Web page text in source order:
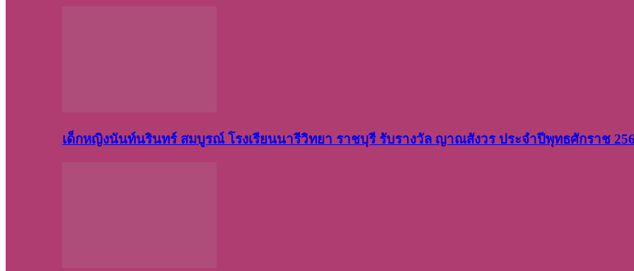
เด็กหญิงนันท์นรินทร์ สมบูรณ์ โรงเรียนนารีวิทยา ราชบุรี รับรางวัล ญาณสังวร ประจำปีพุทธศักราช